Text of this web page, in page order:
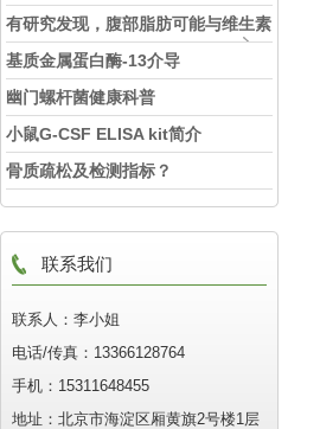
有研究发现，腹部脂肪可能与维生素
D缺乏相关
基质金属蛋白酶-13介导
OPG/RANKL/RANK通路调控骨癌
痛
幽门螺杆菌健康科普
小鼠G-CSF ELISA kit简介
骨质疏松及检测指标？
联系我们
联系人：李小姐
电话/传真：13366128764
手机：15311648455
地址：北京市海淀区厢黄旗2号楼1层